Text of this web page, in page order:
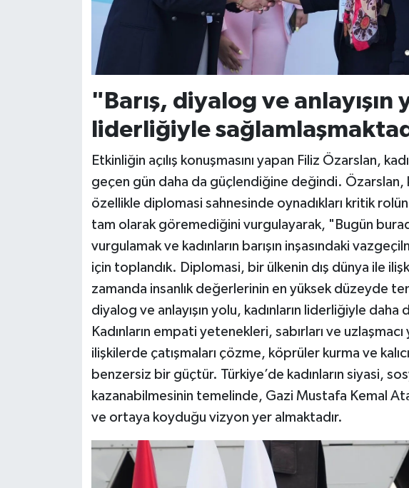
"Barış, diyalog ve anlayışın
liderliğiyle
Etkinliğin açılış konuşmasını yapan Filiz Özarslan,
geçen gün daha da güçlendiğine değindi. Özarslan,
özellikle diplomasi sahnesinde oynadıkları kritik
tam olarak göremediğini vurgulayarak, "Bugün
vurgulamak ve kadınların barışın inşasındaki
için toplandık. Diplomasi, bir ülkenin dış dünya ile
zamanda insanlık değerlerinin en yüksek düzeyde
diyalog ve anlayışın yolu, kadınların liderliğiyle daha
Kadınların empati yetenekleri, sabırları ve uzlaşmacı
ilişkilerde çatışmaları çözme, köprüler kurma ve
benzersiz bir güçtür. Türkiye’de kadınların siyasi,
kazanabilmesinin temelinde, Gazi Mustafa Kemal
ve ortaya koyduğu vizyon yer almaktadır.